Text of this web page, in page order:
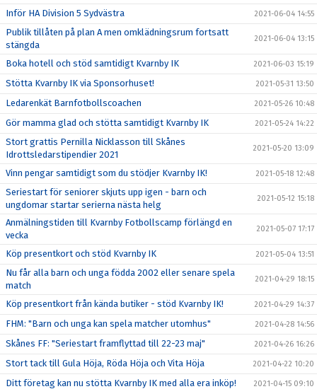
Inför HA Division 5 Sydvästra 2021-06-04 14:55
Publik tillåten på plan A men omklädningsrum fortsatt
stängda
2021-06-04 13:15
Boka hotell och stöd samtidigt Kvarnby IK 2021-06-03 15:19
Stötta Kvarnby IK via Sponsorhuset! 2021-05-31 13:50
Ledarenkät Barnfotbollscoachen 2021-05-26 10:48
Gör mamma glad och stötta samtidigt Kvarnby IK 2021-05-24 14:22
Stort grattis Pernilla Nicklasson till Skånes
Idrottsledarstipendier 2021
2021-05-20 13:09
Vinn pengar samtidigt som du stödjer Kvarnby IK! 2021-05-18 12:48
Seriestart för seniorer skjuts upp igen - barn och
ungdomar startar serierna nästa helg
2021-05-12 15:18
Anmälningstiden till Kvarnby Fotbollscamp förlängd en
vecka
2021-05-07 17:17
Köp presentkort och stöd Kvarnby IK 2021-05-04 13:51
Nu får alla barn och unga födda 2002 eller senare spela
match
2021-04-29 18:15
Köp presentkort från kända butiker - stöd Kvarnby IK! 2021-04-29 14:37
FHM: "Barn och unga kan spela matcher utomhus" 2021-04-28 14:56
Skånes FF: "Seriestart framflyttad till 22-23 maj" 2021-04-26 16:26
Stort tack till Gula Höja, Röda Höja och Vita Höja 2021-04-22 10:20
Ditt företag kan nu stötta Kvarnby IK med alla era inköp! 2021-04-15 09:10